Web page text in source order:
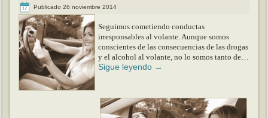
Publicado 26 noviembre 2014
Seguimos cometiendo conductas
irresponsables al volante. Aunque somos
conscientes de las consecuencias de las drogas
y el alcohol al volante, no lo somos tanto de…
Sigue leyendo →